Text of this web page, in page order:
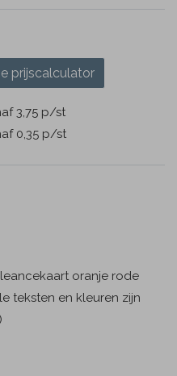
prijscalculator
3,75 p/st
0,35 p/st
oranje rode
teksten en kleuren zijn